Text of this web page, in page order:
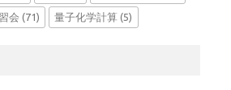
会 (71) 量子化学計算 (5)